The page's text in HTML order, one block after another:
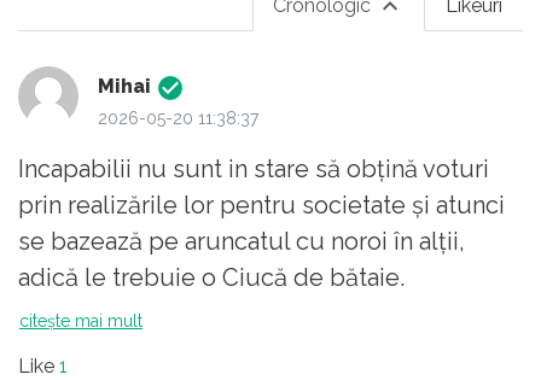
Likeuri
Cronologic
Mihai
2026-05-20 11:38:37
Incapabilii nu sunt in stare să obțină voturi
prin realizările lor pentru societate și atunci
se bazează pe aruncatul cu noroi în alții,
adică le trebuie o Ciucă de bătaie.
citește mai mult
Like 1